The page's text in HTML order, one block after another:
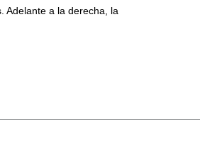
Adelante a la derecha, la